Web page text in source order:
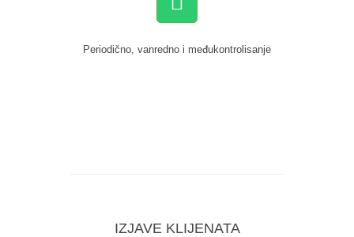
Periodično, vanredno i međukontrolisanje
IZJAVE KLIJENATA